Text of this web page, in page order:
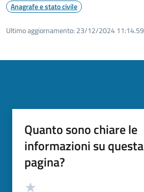
Anagrafe e stato civile
Ultimo aggiornamento: 23/12/2024 11:14.59
Quanto sono chiare le
informazioni su questa
pagina?
Valutazione